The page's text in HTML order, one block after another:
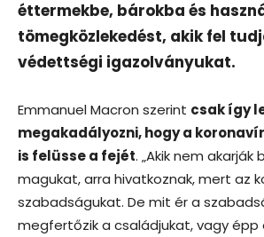
éttermekbe, bárokba és
tömegközlekedést, akik fel
védettségi igazolványukat.
Emmanuel Macron szerint csak így
megakadályozni, hogy a
is felüsse a fejét. „Akik nem
magukat, arra hivatkoznak, mert az
szabadságukat. De mit ér a
megfertőzik a családjukat, vagy épp